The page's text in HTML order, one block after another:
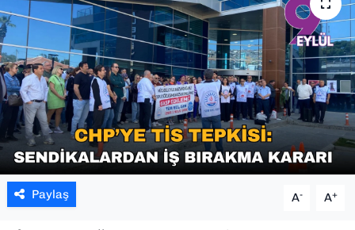
Paylaş A- A+
SPOR
TEKNOLOJİ
YAŞAM
YEREL YÖNETİMLER